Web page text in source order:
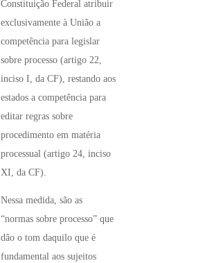
Constituição Federal atribuir
exclusivamente à União a
competência para legislar
sobre processo (artigo 22,
inciso I, da CF), restando aos
estados a competência para
editar regras sobre
procedimento em matéria
processual (artigo 24, inciso
XI, da CF).
Nessa medida, são as
“normas sobre processo” que
dão o tom daquilo que é
fundamental aos sujeitos